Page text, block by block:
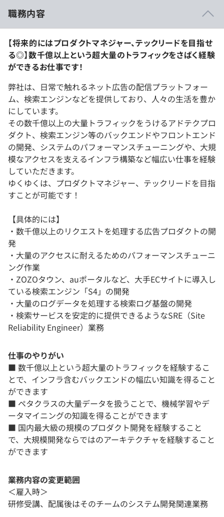
職務内容
【将来的にはプロダクトマネジャー、テックリードを目指せ
る◎】数千億以上という超大量のトラフィックをさばく経験
ができるお仕事です！
弊社は、日常で触れるネット広告の配信プラットフォー
ム、検索エンジンなどを提供しており、人々の生活を豊か
にしています。
その数千億以上の大量トラフィックをうけるアドテクプロ
ダクト、検索エンジン等のバックエンドやフロントエンド
の開発、システムのパフォーマンスチューニングや、大規
模なアクセスを支えるインフラ構築など幅広い仕事を経験
していただきます。
ゆくゆくは、プロダクトマネジャー、テックリードを目指
すことが可能です！
【具体的には】
・数千億以上のリクエストを処理する広告プロダクトの開
発
・大量のアクセスに耐えるためのパフォーマンスチューニ
ング作業
・ZOZOタウン、auポータルなど、大手ECサイトに導入し
ている検索エンジン「S4」の開発
・大量のログデータを処理する検索ログ基盤の開発
・検索サービスを安定的に提供できるようなSRE（Site
Reliability Engineer）業務
仕事のやりがい
■ 数千億以上という超大量のトラフィックを経験するこ
とで、インフラ含むバックエンドの幅広い知識を得ること
ができます
■ ペタクラスの大量データを扱うことで、機械学習やデ
ータマイニングの知識を得ることができます
■ 国内最大級の規模のプロダクト開発を経験すること
で、大規模開発ならではのアーキテクチャを経験すること
ができます
業務内容の変更範囲
＜雇入時＞
研修受講、配属後はそのチームのシステム開発関連業務